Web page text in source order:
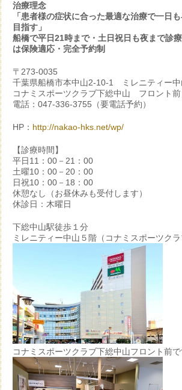
治療理念
「患者様の症状に合った最適な治療で一日
目指す」
船橋で平日21時まで・土日祝日も夜まで診
は保険適応・完全予約制
〒273-0035
千葉県船橋市本中山2-10-1 ミレニティー中
コナミスポーツクラブ下総中山 フロント前
電話：047-336-3755（要電話予約）
HP： http://nakao-hks.net/wp/
【診療時間】
平日11：00－21：00
土曜10：00－20：00
日祝10：00－18：00
休憩なし（お昼休みも受付します）
休診日：木曜日
下総中山駅徒歩１分
ミレニティー中山５階（コナミスポーツクラ
コナミスポーツクラブ下総中山フロント前で